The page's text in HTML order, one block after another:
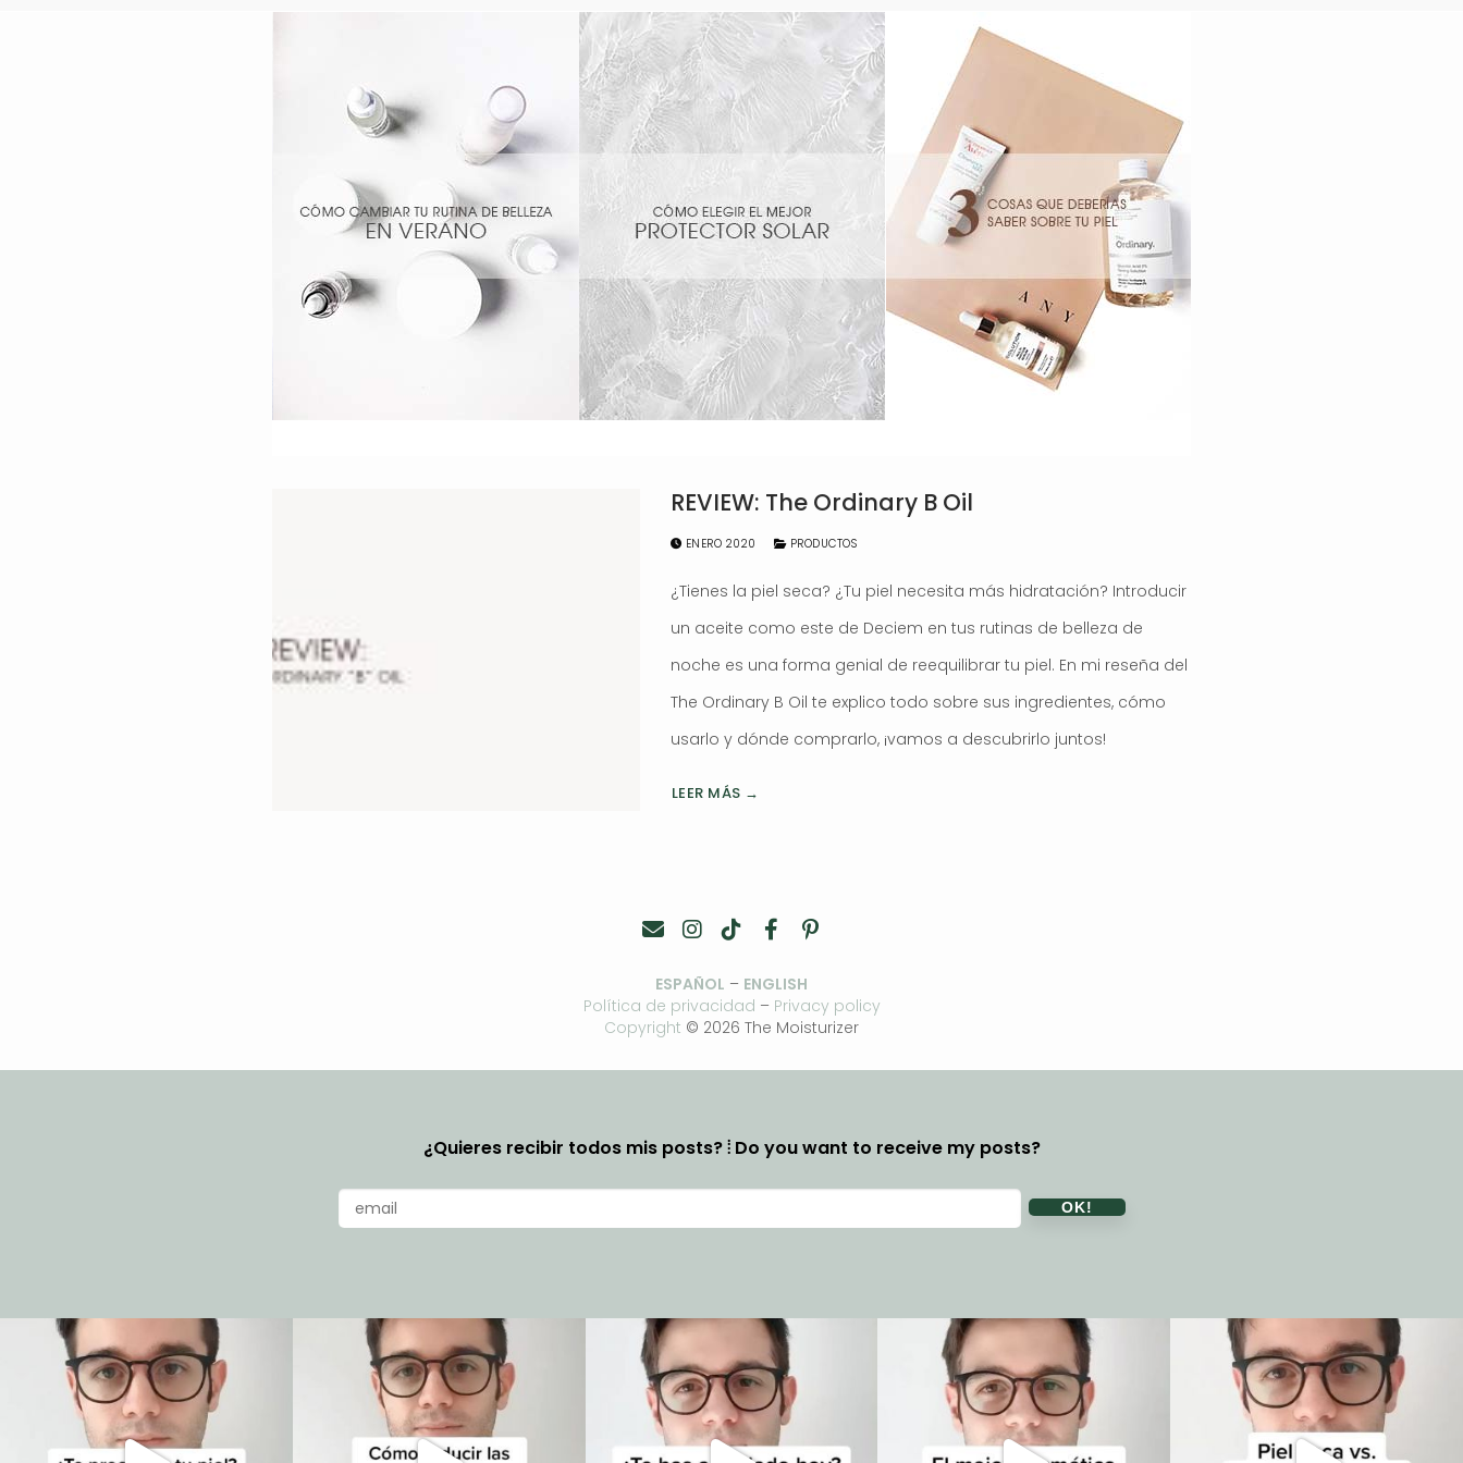
REVIEW: The Ordinary B Oil
ENERO 2020 PRODUCTOS
¿Tienes la piel seca? ¿Tu piel necesita más hidratación? Introducir
un aceite como este de Deciem en tus rutinas de belleza de
noche es una forma genial de reequilibrar tu piel. En mi reseña del
The Ordinary B Oil te explico todo sobre sus ingredientes, cómo
usarlo y dónde comprarlo, ¡vamos a descubrirlo juntos!
LEER MÁS →
ESPAÑOL – ENGLISH
Política de privacidad – Privacy policy
Copyright © 2026 The Moisturizer
¿Quieres recibir todos mis posts? ⦙ Do you want to receive my posts?